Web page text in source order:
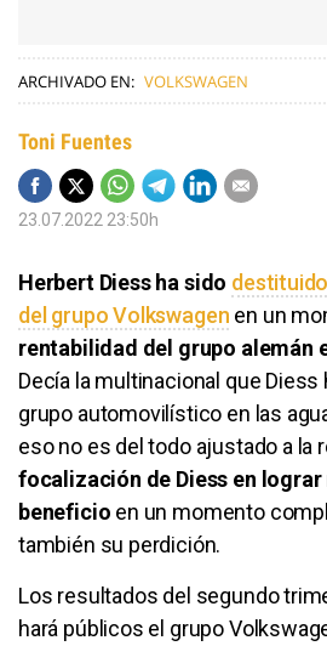
ARCHIVADO EN: VOLKSWAGEN
Toni Fuentes
23.07.2022 23:50h
Herbert Diess ha sido
del grupo Volkswagen en un
rentabilidad del grupo alemán
Decía la multinacional que
grupo automovilístico en las
eso no es del todo ajustado a la
focalización de Diess en
beneficio en un momento
también su perdición.
Los resultados del segundo
hará públicos el grupo